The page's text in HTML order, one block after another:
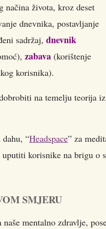
načina života, kroz deset
dnevnika, postavljanje
sadržaj, dnevnik
zabava (korištenje
korisnika).
na temelju teorija iz
“Headspace” za
korisnike na brigu o
SMJERU
mentalno zdravlje,